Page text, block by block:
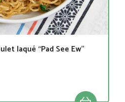
laqué “Pad See Ew”